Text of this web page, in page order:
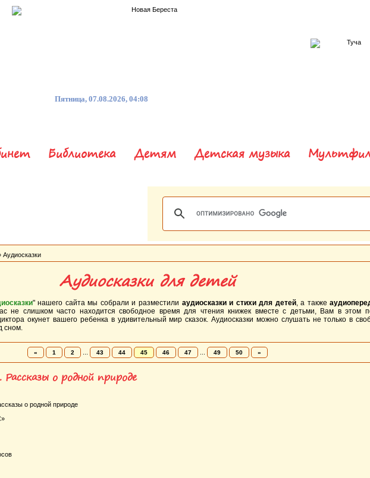
Пятница, 07.08.2026, 04:08
Библиотека Детям Детская музыка
Аудиосказки
Аудиосказки для детей
" нашего сайта мы собрали и разместили аудиосказки и стихи для детей, а также
не слишком часто находится свободное время для чтения книжек вместе с детьми, Вам в этом
окунет вашего ребенка в удивительный мир сказок. Аудиосказки можно слушать не только в
сном.
« 1 2 43 44 45 46 47 49 50 »
Рассказы о родной природе
о родной природе